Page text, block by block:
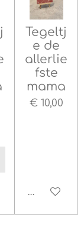
Tegeltj
e de
allerlie
fste
mama
€ 10,00
Bekijk